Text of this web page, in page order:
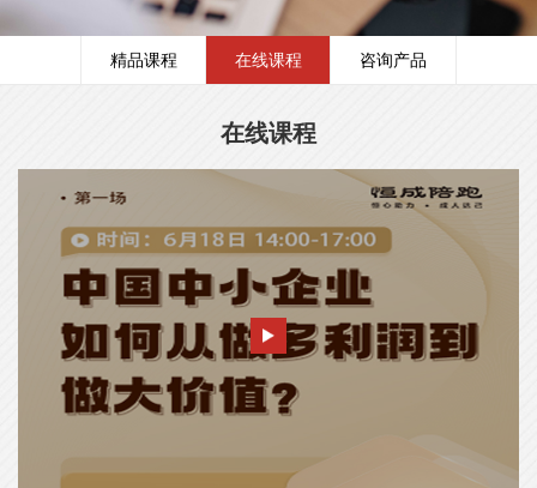
精品课程 在线课程 咨询产品
在线课程